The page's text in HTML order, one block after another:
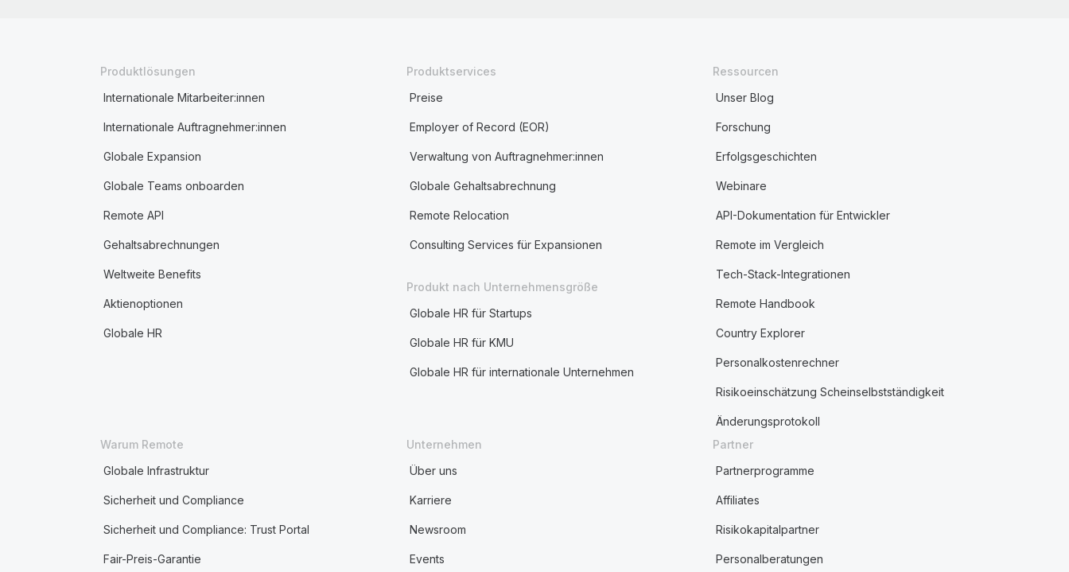
Produktlösungen
Internationale Mitarbeiter:innen
Internationale Auftragnehmer:innen
Globale Expansion
Globale Teams onboarden
Remote API
Gehaltsabrechnungen
Weltweite Benefits
Aktienoptionen
Globale HR
Produktservices
Preise
Employer of Record (EOR)
Verwaltung von Auftragnehmer:innen
Globale Gehaltsabrechnung
Remote Relocation
Consulting Services für Expansionen
Produkt nach Unternehmensgröße
Globale HR für Startups
Globale HR für KMU
Globale HR für internationale Unternehmen
Ressourcen
Unser Blog
Forschung
Erfolgsgeschichten
Webinare
API-Dokumentation für Entwickler
Remote im Vergleich
Tech-Stack-Integrationen
Remote Handbook
Country Explorer
Personalkostenrechner
Risikoeinschätzung Scheinselbstständigkeit
Änderungsprotokoll
Warum Remote
Globale Infrastruktur
Sicherheit und Compliance
Sicherheit und Compliance: Trust Portal
Fair-Preis-Garantie
Unternehmen
Über uns
Karriere
Newsroom
Events
Partner
Partnerprogramme
Affiliates
Risikokapitalpartner
Personalberatungen